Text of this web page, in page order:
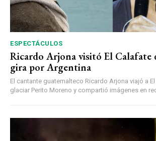
ESPECTÁCULOS
Ricardo Arjona visitó El Calafate
gira por Argentina
El cantante guatemalteco Ricardo Arjona viajó a
glaciar Perito Moreno y compartió imágenes en